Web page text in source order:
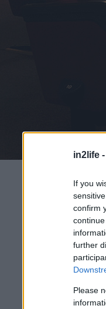
in2life -
If you
confirm
further
Please